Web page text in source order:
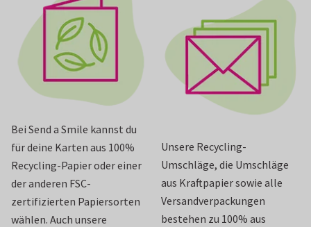
Bei Send a Smile kannst du
für deine Karten aus 100%
Recycling-Papier oder einer
der anderen FSC-
zertifizierten Papiersorten
wählen. Auch unsere
Unsere Recycling-
Umschläge, die Umschläge
aus Kraftpapier sowie alle
Versandverpackungen
bestehen zu 100% aus